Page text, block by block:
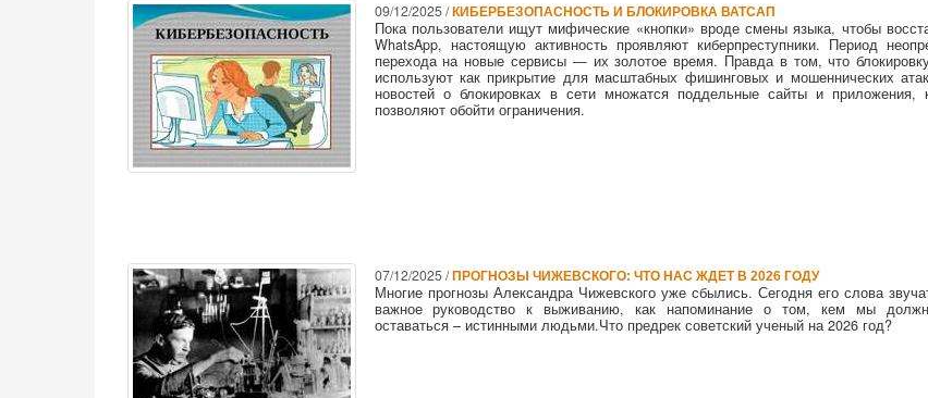
09/12/2025 / КИБЕРБЕЗОПАСНОСТЬ И БЛОКИРОВКА ВАТСАП
Пока пользователи ищут мифические «кнопки» вроде смены языка, чтобы
WhatsApp, настоящую активность проявляют киберпреступники. Период
перехода на новые сервисы — их золотое время. Правда в том, что
используют как прикрытие для масштабных фишинговых и мошеннических
новостей о блокировках в сети множатся поддельные сайты и приложения,
позволяют обойти ограничения.
07/12/2025 /ПРОГНОЗЫ ЧИЖЕВСКОГО: ЧТО НАС ЖДЕТ В 2026 ГОДУ
Многие прогнозы Александра Чижевского уже сбылись. Сегодня его слова
важное руководство к выживанию, как напоминание о том, кем мы
оставаться – истинными людьми.Что предрек советский ученый на 2026 год?